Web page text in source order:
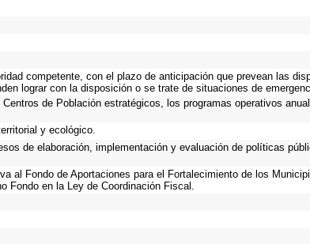
competente, con el plazo de anticipación que prevean las
lograr con la disposición o se trate de situaciones de
de Población estratégicos, los programas operativos
y ecológico.
de elaboración, implementación y evaluación de políticas
al Fondo de Aportaciones para el Fortalecimiento de los
Fondo en la Ley de Coordinación Fiscal.